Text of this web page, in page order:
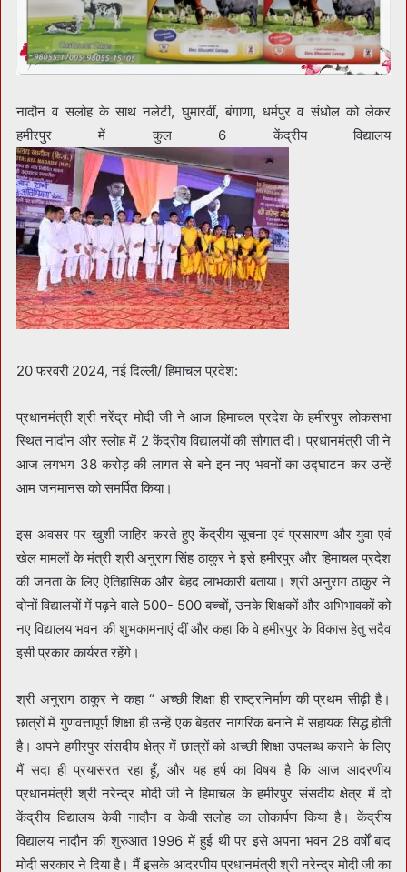
नादौन व सलोह के साथ नलेटी, घुमारवीं, बंगाणा, धर्मपुर व संधोल को लेकर
हमीरपुर में कुल 6 केंद्रीय विद्यालय
20 फरवरी 2024, नई दिल्ली/ हिमाचल प्रदेश:
प्रधानमंत्री श्री नरेंद्र मोदी जी ने आज हिमाचल प्रदेश के हमीरपुर लोकसभा
स्थित नादौन और स्लोह में 2 केंद्रीय विद्यालयों की सौगात दी। प्रधानमंत्री जी ने
आज लगभग 38 करोड़ की लागत से बने इन नए भवनों का उद्घाटन कर उन्हें
आम जनमानस को समर्पित किया।
इस अवसर पर खुशी जाहिर करते हुए केंद्रीय सूचना एवं प्रसारण और युवा एवं
खेल मामलों के मंत्री श्री अनुराग सिंह ठाकुर ने इसे हमीरपुर और हिमाचल प्रदेश
की जनता के लिए ऐतिहासिक और बेहद लाभकारी बताया। श्री अनुराग ठाकुर ने
दोनों विद्यालयों में पढ़ने वाले 500- 500 बच्चों, उनके शिक्षकों और अभिभावकों को
नए विद्यालय भवन की शुभकामनाएं दीं और कहा कि वे हमीरपुर के विकास हेतु सदैव
इसी प्रकार कार्यरत रहेंगे।
श्री अनुराग ठाकुर ने कहा “ अच्छी शिक्षा ही राष्ट्रनिर्माण की प्रथम सीढ़ी है।
छात्रों में गुणवत्तापूर्ण शिक्षा ही उन्हें एक बेहतर नागरिक बनाने में सहायक सिद्ध होती
है। अपने हमीरपुर संसदीय क्षेत्र में छात्रों को अच्छी शिक्षा उपलब्ध कराने के लिए
मैं सदा ही प्रयासरत रहा हूँ, और यह हर्ष का विषय है कि आज आदरणीय
प्रधानमंत्री श्री नरेन्द्र मोदी जी ने हिमाचल के हमीरपुर संसदीय क्षेत्र में दो
केंद्रीय विद्यालय केवी नादौन व केवी सलोह का लोकार्पण किया है। केंद्रीय
विद्यालय नादौन की शुरुआत 1996 में हुई थी पर इसे अपना भवन 28 वर्षों बाद
मोदी सरकार ने दिया है। मैं इसके आदरणीय प्रधानमंत्री श्री नरेन्द्र मोदी जी का